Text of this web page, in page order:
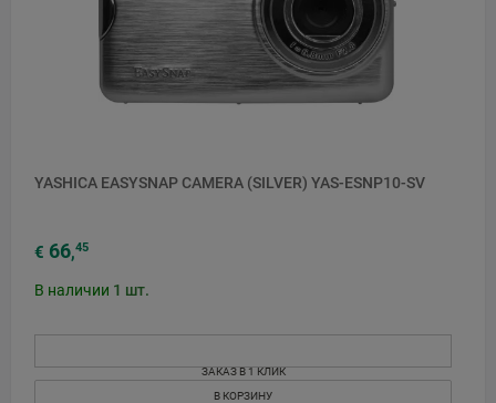
YASHICA EASYSNAP CAMERA (SILVER) YAS-ESNP10-SV
€ 66,45
В наличии 1 шт.
ЗАКАЗ В 1 КЛИК
В КОРЗИНУ